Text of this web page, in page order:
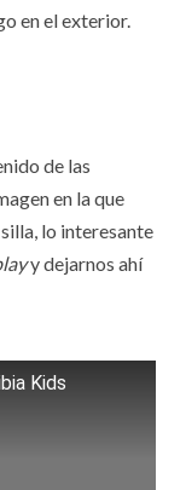
en el exterior.
de las
en la que
lo interesante
y dejarnos ahí
Kids